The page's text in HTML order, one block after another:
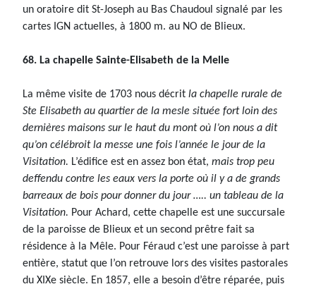
un oratoire dit St-Joseph au Bas Chaudoul signalé par les
cartes IGN actuelles, à 1800 m. au NO de Blieux.
68. La chapelle Sainte-Elisabeth de la Melle
La même visite de 1703 nous décrit la chapelle rurale de
Ste Elisabeth au quartier de la mesle située fort loin des
dernières maisons sur le haut du mont où l’on nous a dit
qu’on célébroit la messe une fois l’année le jour de la
Visitation. L’édifice est en assez bon état, mais trop peu
deffendu contre les eaux vers la porte où il y a de grands
barreaux de bois pour donner du jour ….. un tableau de la
Visitation. Pour Achard, cette chapelle est une succursale
de la paroisse de Blieux et un second prêtre fait sa
résidence à la Mêle. Pour Féraud c’est une paroisse à part
entière, statut que l’on retrouve lors des visites pastorales
du XIXe siècle. En 1857, elle a besoin d’être réparée, puis